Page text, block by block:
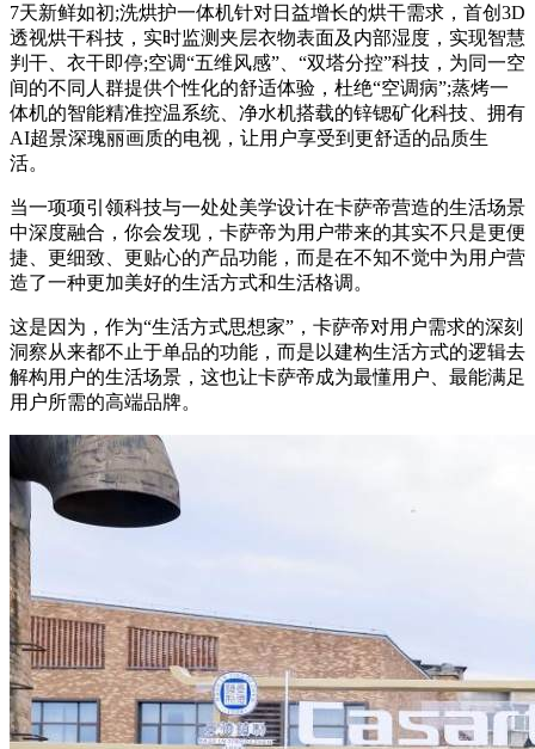
7天新鲜如初;洗烘护一体机针对日益增长的烘干需求，首创3D
透视烘干科技，实时监测夹层衣物表面及内部湿度，实现智慧
判干、衣干即停;空调“五维风感”、“双塔分控”科技，为同一空
间的不同人群提供个性化的舒适体验，杜绝“空调病”;蒸烤一
体机的智能精准控温系统、净水机搭载的锌锶矿化科技、拥有
AI超景深瑰丽画质的电视，让用户享受到更舒适的品质生
活。
当一项项引领科技与一处处美学设计在卡萨帝营造的生活场景
中深度融合，你会发现，卡萨帝为用户带来的其实不只是更便
捷、更细致、更贴心的产品功能，而是在不知不觉中为用户营
造了一种更加美好的生活方式和生活格调。
这是因为，作为“生活方式思想家”，卡萨帝对用户需求的深刻
洞察从来都不止于单品的功能，而是以建构生活方式的逻辑去
解构用户的生活场景，这也让卡萨帝成为最懂用户、最能满足
用户所需的高端品牌。